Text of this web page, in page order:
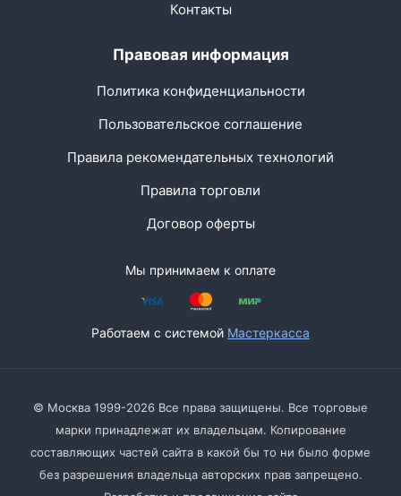
Контакты
Правовая информация
Политика конфиденциальности
Пользовательское соглашение
Правила рекомендательных технологий
Правила торговли
Договор оферты
Мы принимаем к оплате
Работаем с системой Мастеркасса
© Москва 1999-2026 Все права защищены. Все торговые
марки принадлежат их владельцам. Копирование
составляющих частей сайта в какой бы то ни было форме
без разрешения владельца авторских прав запрещено.